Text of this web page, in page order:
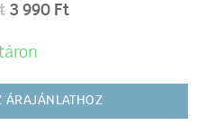
3 990 Ft
ÁRAJÁNLATHOZ